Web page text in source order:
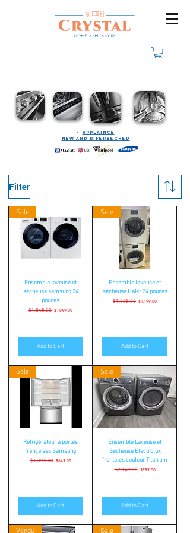
Applaince
new and riferbeched
Filter
Sale
Ensemble laveuse et
sécheuse samsung 24
pouces
Regular Price
$1,845.00 Sale Price
$1,049.00
Add to Cart
Sale
Ensemble laveuse et
sécheuse Haier 24 pouces
Regular Price
$1,998.00 Sale Price
$1,199.00
Add to Cart
Sale
Réfrigérateur à portes
françaises Samsung
Regular Price
$1,395.00 Sale Price
$649.00
Add to Cart
Sale
Ensemble Laveuse et
Sécheuse Electrolux
frontales couleur Titanium
Regular Price
$2,149.00 Sale Price
$999.00
Add to Cart